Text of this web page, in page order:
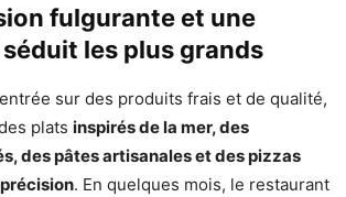
fulgurante et une
les plus grands
sur des produits frais et de qualité,
plats inspirés de la mer, des
des pâtes artisanales et des pizzas
. En quelques mois, le restaurant